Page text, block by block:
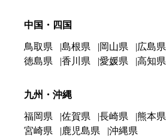
中国・四国
鳥取県 島根県 岡山県 広島県
徳島県
香川県 愛媛県 高知県
九州・沖縄
福岡県 佐賀県 長崎県 熊本県
宮崎県
鹿児島県 沖縄県